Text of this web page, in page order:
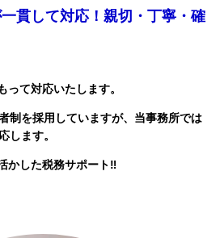
貫して対応！ 親切・丁寧・確
って対応いたします。
制を採用していますが、 当事務所では
します。
かした税務サポート‼